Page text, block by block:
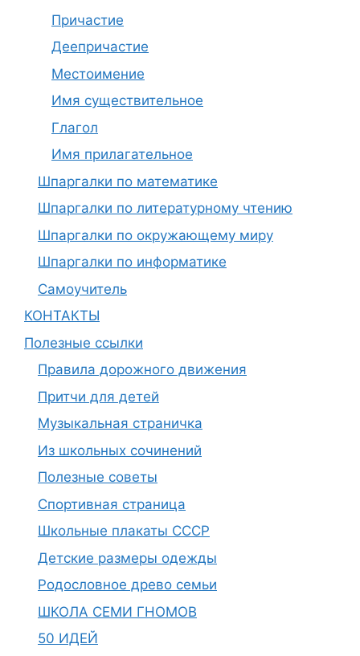
Причастие
Деепричастие
Местоимение
Имя существительное
Глагол
Имя прилагательное
Шпаргалки по математике
Шпаргалки по литературному чтению
Шпаргалки по окружающему миру
Шпаргалки по информатике
Самоучитель
КОНТАКТЫ
Полезные ссылки
Правила дорожного движения
Притчи для детей
Музыкальная страничка
Из школьных сочинений
Полезные советы
Спортивная страница
Школьные плакаты СССР
Детские размеры одежды
Родословное древо семьи
ШКОЛА СЕМИ ГНОМОВ
50 ИДЕЙ